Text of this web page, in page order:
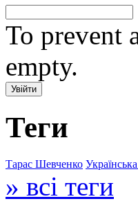
To prevent
empty.
Теги
Тарас Шевченко
» всі теги